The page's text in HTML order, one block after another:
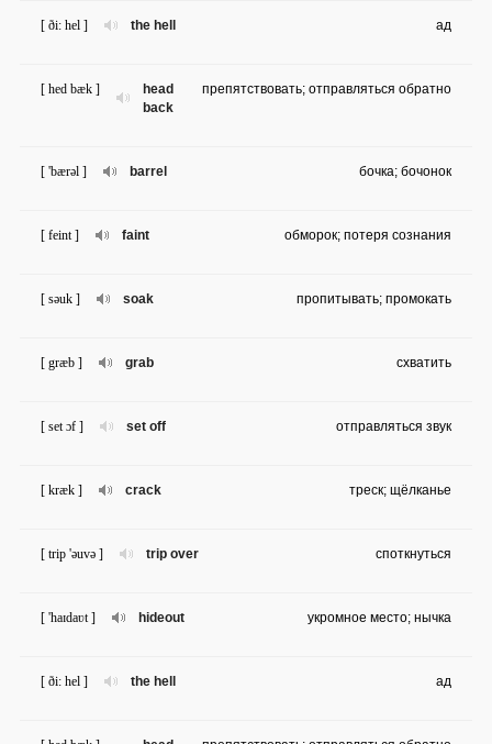
the hell
[ ði: hel ] ад
head
back
[ hed bæk ] препятствовать; отправляться обратно
barrel
[ 'bærəl ] бочка; бочонок
faint
[ feint ] обморок; потеря сознания
soak
[ səuk ] пропитывать; промокать
grab
[ græb ] схватить
set off
[ set ɔf ] отправляться звук
crack
[ kræk ] треск; щёлканье
trip over
[ trip 'əuvə ] споткнуться
hideout
[ 'haɪdaʋt ] укромное место; нычка
the hell
[ ði: hel ] ад